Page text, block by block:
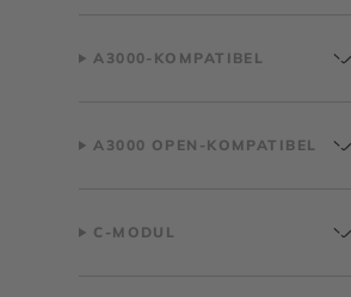
A3000-KOMPATIBEL
A3000 OPEN-KOMPATIBEL
C-MODUL